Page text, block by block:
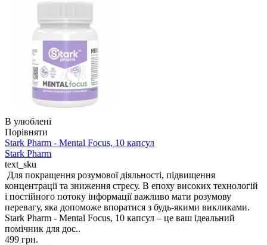
В улюблені
Порівняти
Stark Pharm - Mental Focus, 10 капсул
Stark Pharm
text_sku
Для покращення розумової діяльності, підвищення
концентрації та зниження стресу. В епоху високих технологій
і постійного потоку інформації важливо мати розумову
перевагу, яка допоможе впоратися з будь-якими викликами.
Stark Pharm - Mental Focus, 10 капсул – це ваш ідеальний
помічник для дос..
499 грн.